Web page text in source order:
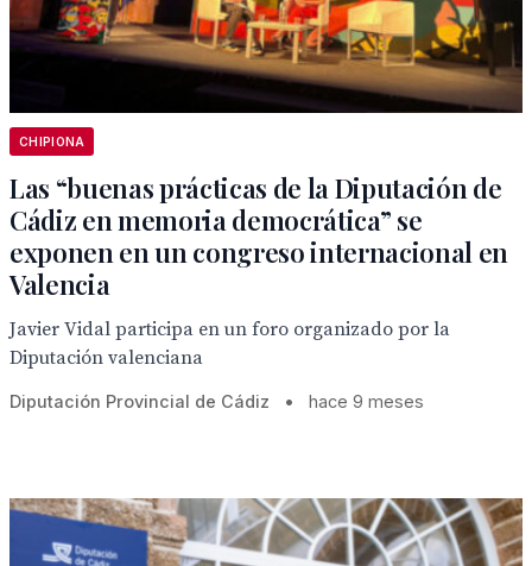
CHIPIONA
Las “buenas prácticas de la Diputación de
Cádiz en memoria democrática” se
exponen en un congreso internacional en
Valencia
Javier Vidal participa en un foro organizado por la
Diputación valenciana
Diputación Provincial de Cádiz • hace 9 meses